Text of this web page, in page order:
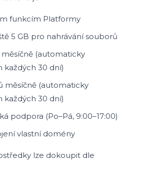
funkcím Platformy
5 GB pro nahrávání souborů
(automaticky
každých 30 dní)
měsíčně (automaticky
každých 30 dní)
podpora (Po–Pá, 9:00–17:00)
vlastní domény
lze dokoupit dle